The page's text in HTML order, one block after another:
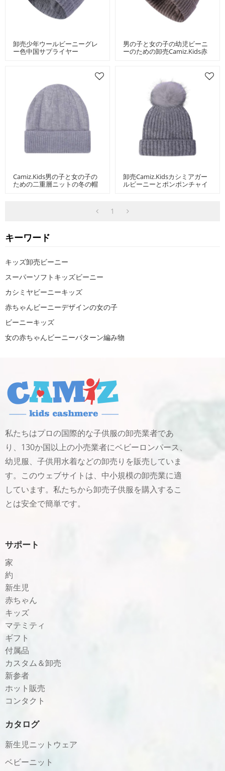
卸売少年ウールビーニーグレ
ー色中国サプライヤー
男の子と女の子の幼児ビーニ
ーのための卸売Camiz.kids赤
Camiz.kids男の子と女の子の
ための二重層ニットの冬の帽
卸売Camiz.kidsカシミアガー
ルビーニーとポンポンチャイ
1
キーワード
キッズ卸売ビーニー
スーパーソフトキッズビーニー
カシミヤビーニーキッズ
赤ちゃんビーニーデザインの女の子
ビーニーキッズ
女の赤ちゃんビーニーパターン編み物
私たちはプロの国際的な子供服の卸売業者であ
り、130か国以上の小売業者にベビーロンパース、
幼児服、子供用水着などの卸売りを販売していま
す。このウェブサイトは、中小規模の卸売業に適
しています。私たちから卸売子供服を購入するこ
とは安全で簡単です。
サポート
家
約
新生児
赤ちゃん
キッズ
マテミティ
ギフト
付属品
カスタム＆卸売
新参者
ホット販売
コンタクト
カタログ
新生児ニットウェア
ベビーニット